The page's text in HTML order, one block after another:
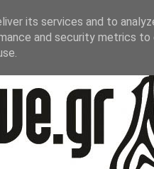
its services and to
and security metrics